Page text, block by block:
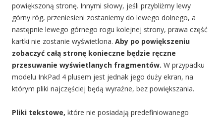
powiększoną stronę. Innymi słowy, jeśli przybliżmy lewy
górny róg, przeniesieni zostaniemy do lewego dolnego, a
następnie lewego górnego rogu kolejnej strony, prawa część
kartki nie zostanie wyświetlona. Aby po powiększeniu
zobaczyć całą stronę konieczne będzie ręczne
przesuwanie wyświetlanych fragmentów. W przypadku
modelu InkPad 4 plusem jest jednak jego duży ekran, na
którym pliki najczęściej będą wyraźne, bez powiększania.
Pliki tekstowe, które nie posiadają predefiniowanego